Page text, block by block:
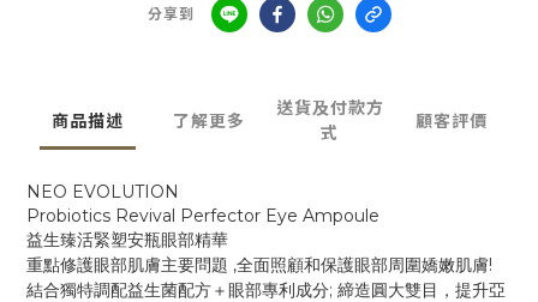
分享到
商品描述 了解更多
送貨及付款方
式
顧客評價
NEO EVOLUTION
Probiotics Revival Perfector Eye Ampoule
益生臻活緊塑安瓶眼部精華
重點修護眼部肌膚主要問題 ,全面照顧和保護眼部周圍嬌嫩肌膚!
結合獨特調配益生菌配方＋眼部專利成分; 締造圓大雙目，提升亞